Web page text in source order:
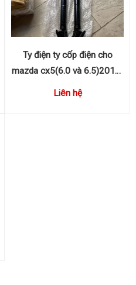
Ty điện ty cốp điện cho
mazda cx5(6.0 và 6.5)2018-
2023 KB8C636EX,
Liên hệ